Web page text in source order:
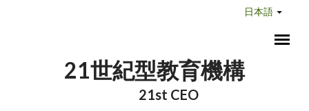
日本語
21世紀型教育機構
21st CEO